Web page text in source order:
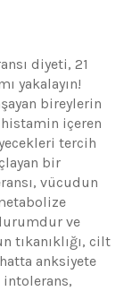
diyeti, 21
yakalayın!
bireylerin
içeren
tercih
bir
vücudun
ve
tıkanıklığı, cilt
anksiyete